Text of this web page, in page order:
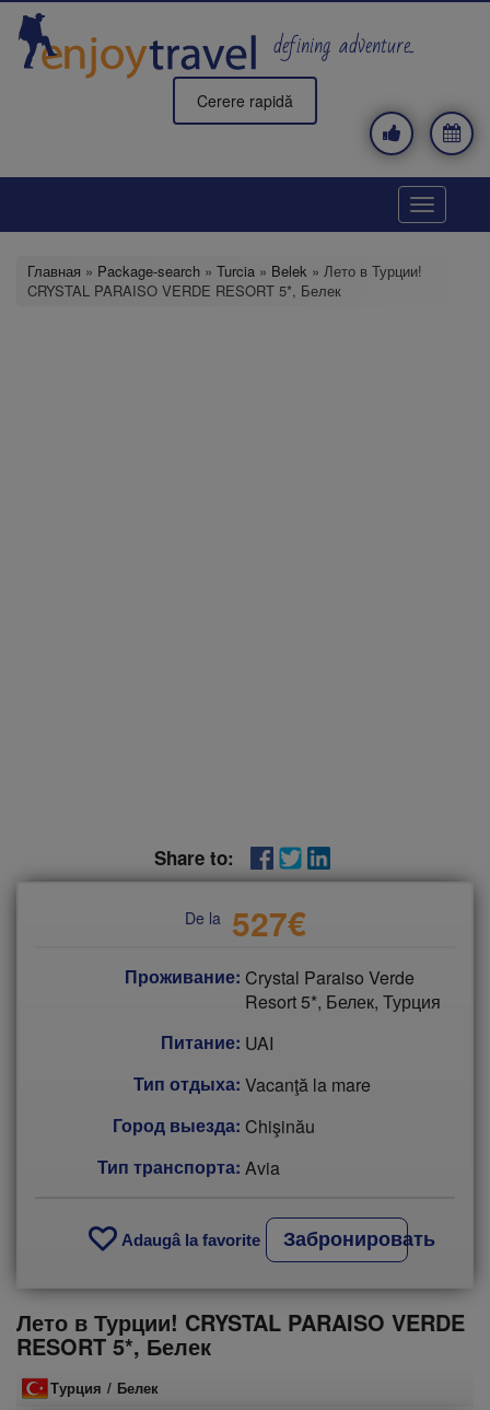
Перейти
основному
содержанию
defining adventure..
Cerere rapidă
Toggle
Главная » Package-search » Turcia » Belek » Лето в Турции!
CRYSTAL PARAISO VERDE RESORT 5*, Белек
Share to:
De la 527€
Проживание: Crystal Paraiso Verde
Resort 5*, Белек, Турция
Питание: UAI
Тип отдыха: Vacanţă la mare
Город выезда: Chişinău
Тип транспорта: Avia
Adaugâ la favorite Забронировать
Лето в Турции! CRYSTAL PARAISO VERDE
RESORT 5*, Белек
Турция / Белек